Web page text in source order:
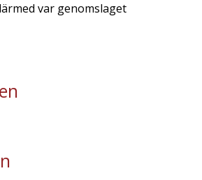
var genomslaget